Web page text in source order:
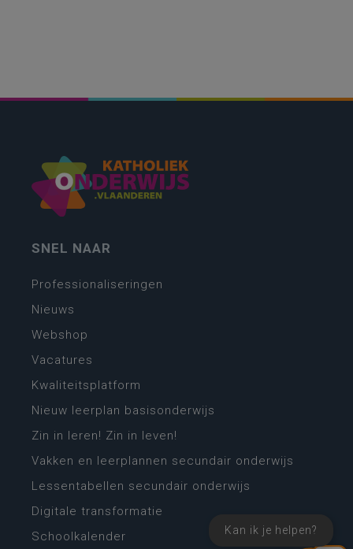
Kan ik je helpen?
SNEL NAAR
Professionaliseringen
Nieuws
Webshop
Vacatures
Kwaliteitsplatform
Nieuw leerplan basisonderwijs
Zin in leren! Zin in leven!
Vakken en leerplannen secundair onderwijs
Lessentabellen secundair onderwijs
Digitale transformatie
Schoolkalender